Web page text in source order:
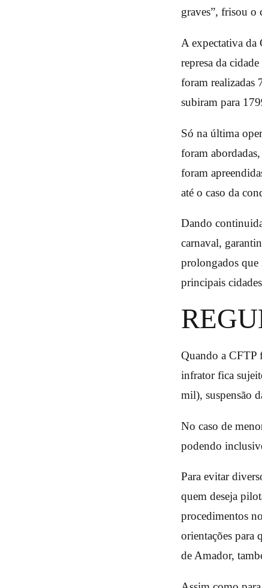
graves”, frisou o
A expectativa da
represa da
foram realizadas
subiram para
Só na última
foram
foram
até o caso da
Dando
carnaval,
prolongados que
principais
Quando a CFTP
infrator fica
mil), suspensão
No caso de
podendo
Para evitar
quem deseja
procedimentos
orientações para
de Amador,